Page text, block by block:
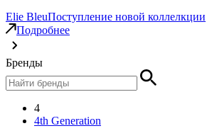
Elie BleuПоступление новой коллелкции
Подробнее
Бренды
4
4th Generation